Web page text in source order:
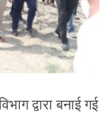
द्वारा बनाई गई